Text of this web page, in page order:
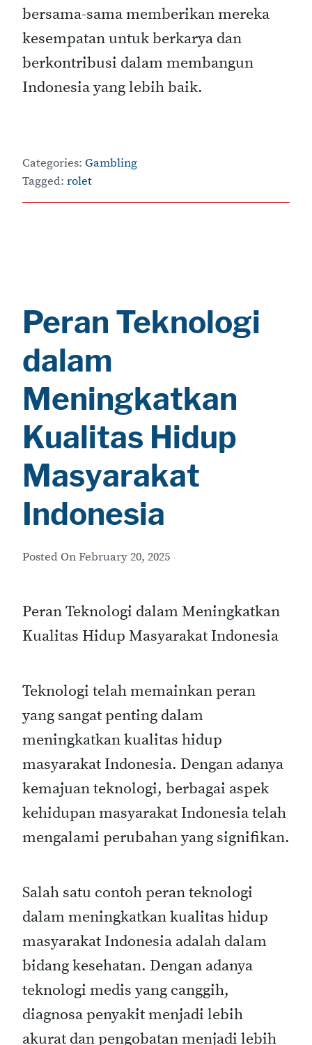
bersama-sama memberikan mereka
kesempatan untuk berkarya dan
berkontribusi dalam membangun
Indonesia yang lebih baik.
Categories: Gambling
Tagged: rolet
Peran Teknologi
dalam
Meningkatkan
Kualitas Hidup
Masyarakat
Indonesia
Posted OnFebruary 20, 2025
Peran Teknologi dalam Meningkatkan
Kualitas Hidup Masyarakat Indonesia
Teknologi telah memainkan peran
yang sangat penting dalam
meningkatkan kualitas hidup
masyarakat Indonesia. Dengan adanya
kemajuan teknologi, berbagai aspek
kehidupan masyarakat Indonesia telah
mengalami perubahan yang signifikan.
Salah satu contoh peran teknologi
dalam meningkatkan kualitas hidup
masyarakat Indonesia adalah dalam
bidang kesehatan. Dengan adanya
teknologi medis yang canggih,
diagnosa penyakit menjadi lebih
akurat dan pengobatan menjadi lebih